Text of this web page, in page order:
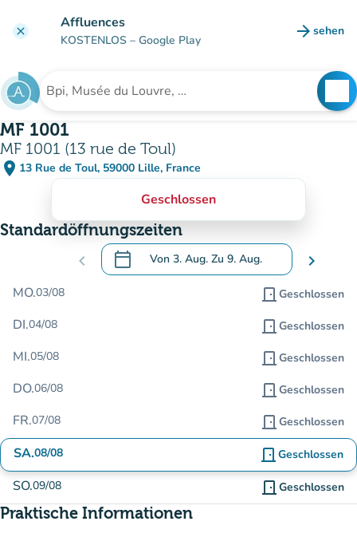
clear Affluences
KOSTENLOS – Google Play arrow_forward sehen
(new
Suche nach einer Einrichtung
MF 1001
MF 1001 (13 rue de Toul)
place 13 Rue de Toul, 59000 Lille, France
(in Google Maps öffnen)
(new tab)
Geschlossen
Standardöffnungszeiten
chevron_left calendar_today Von 3. Aug. Zu 9. Aug.
.Öffnen Sie den Kalender, um Daten zu
chevron_right
MO.03/08 door_front Geschlossen
DI.04/08 door_front Geschlossen
MI.05/08 door_front Geschlossen
DO.06/08 door_front Geschlossen
FR.07/08 door_front Geschlossen
SA.08/08 door_front Geschlossen
SO.09/08 door_front Geschlossen
Praktische Informationen